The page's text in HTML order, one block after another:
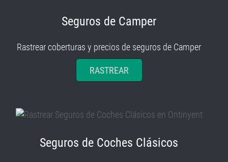
Seguros de Camper
Rastrear coberturas y precios de seguros de Camper
RASTREAR
Seguros de Coches Clásicos